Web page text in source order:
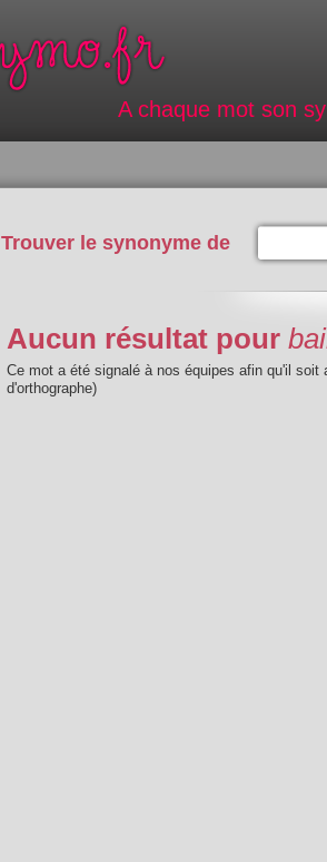
A chaque mot son
Trouver le synonyme de
Aucun résultat pour
Ce mot a été signalé à nos équipes afin qu'il
d'orthographe)